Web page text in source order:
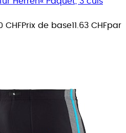
CHFPrix de base11.63 CHFpar